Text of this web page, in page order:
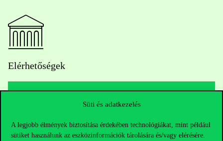
Süti és adatkezelés
A legjobb élmények biztosítása érdekében technológiákat, mint például
sütiket használunk az eszközinformációk tárolására és/vagy elérésére.
Elérhetőségek
+36 1 482 5000
Kérdésed van a felvételivel kapcsolatban?